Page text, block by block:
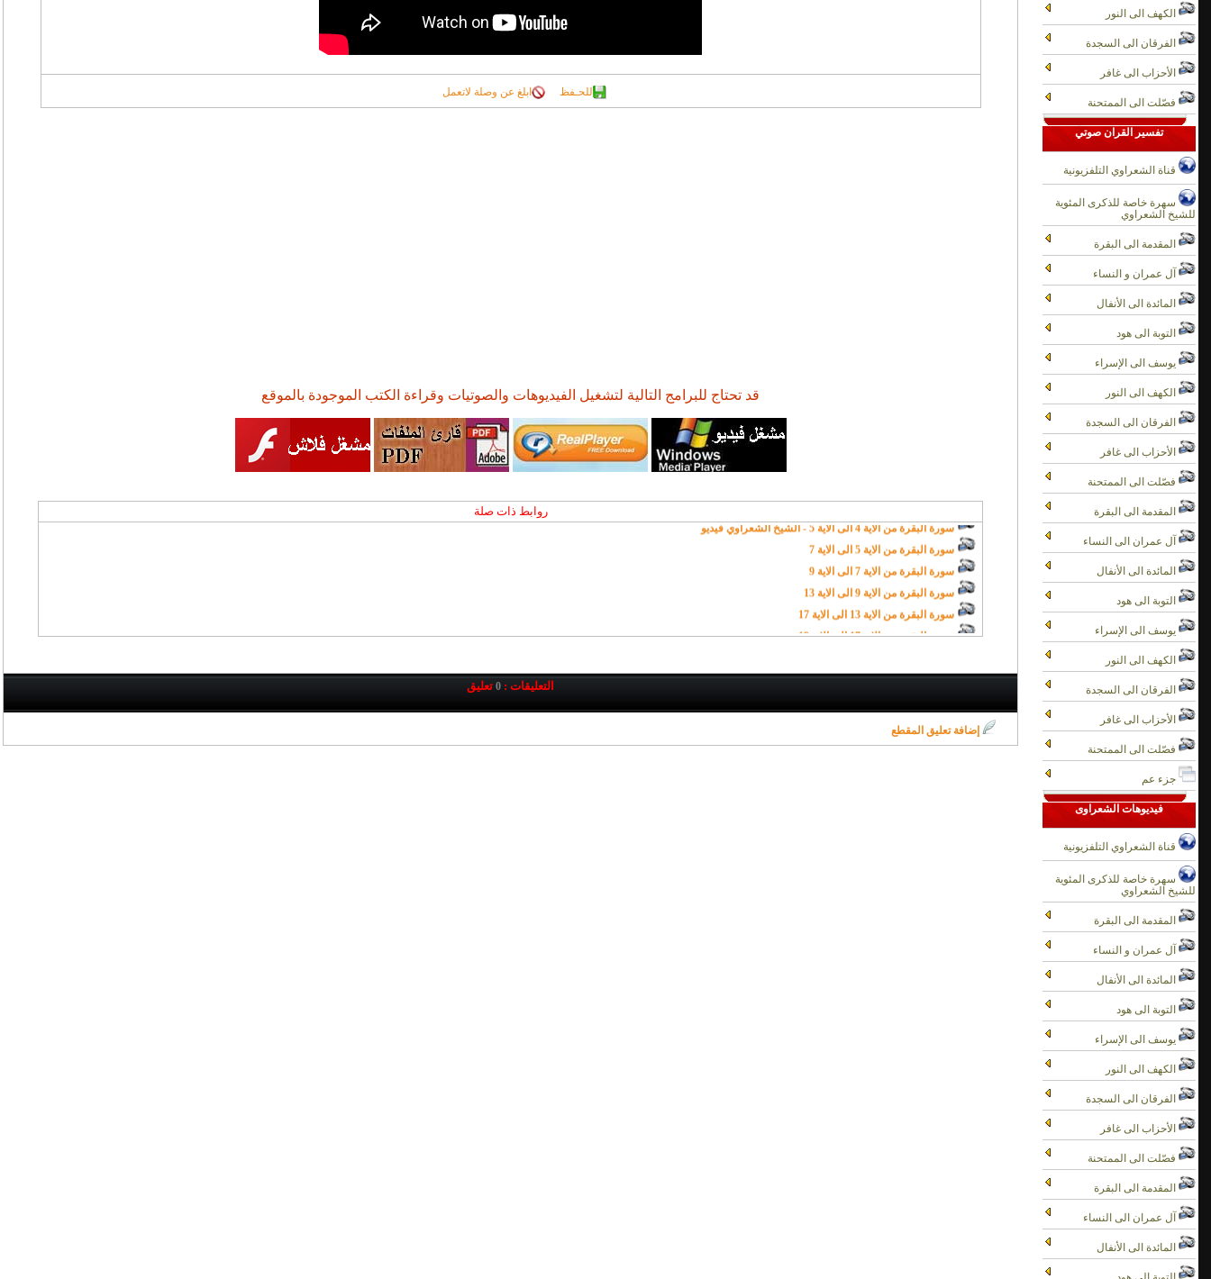
للحـفظ ابلغ عن وصلة لاتعمل
قد تحتاج للبرامج التالية لتشغيل الفيديوهات والصوتيات وقراءة الكتب الموجودة بالموقع
روابط ذات صلة
سورة البقرة من الاية 23 الى الاية 25 الجزء الاول
سورة البقرة من الاية 23 الى الاية 25 الجزء الثاني
التعليقات : تعليق
إضافة تعليق المقطع
الكهف الى النور
الفرقان الى السجدة
الأحزاب الى غافر
فصّلت الى الممتحنة
تفسير القران صوتي
قناة الشعراوي التلفزيونية
سهرة خاصة للذكرى المئوية
للشيخ الشعراوي
المقدمة الى البقرة
آل عمران و النساء
المائدة الى الأنفال
التوبة الى هود
يوسف الى الإسراء
الكهف الى النور
الفرقان الى السجدة
الأحزاب الى غافر
فصّلت الى الممتحنة
المقدمة الى البقرة
آل عمران الى النساء
المائدة الى الأنفال
التوبة الى هود
يوسف الى الإسراء
الكهف الى النور
الفرقان الى السجدة
الأحزاب الى غافر
فصّلت الى الممتحنة
جزء عم
فيديوهات الشعراوى
قناة الشعراوي التلفزيونية
سهرة خاصة للذكرى المئوية
للشيخ الشعراوي
المقدمة الى البقرة
آل عمران و النساء
المائدة الى الأنفال
التوبة الى هود
يوسف الى الإسراء
الكهف الى النور
الفرقان الى السجدة
الأحزاب الى غافر
فصّلت الى الممتحنة
المقدمة الى البقرة
آل عمران الى النساء
المائدة الى الأنفال